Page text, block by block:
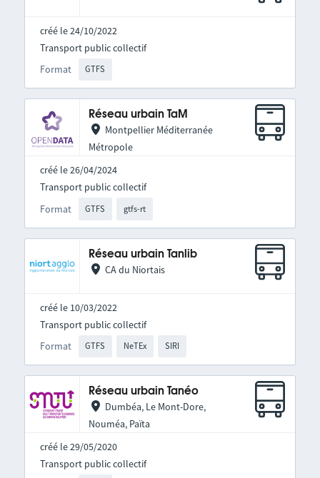
créé le 24/10/2022
Format GTFS
Transport public collectif
Réseau urbain TaM
Montpellier Méditerranée
Métropole
créé le 26/04/2024
Format GTFS gtfs-rt
Transport public collectif
Réseau urbain Tanlib
CA du Niortais
créé le 10/03/2022
Format GTFS NeTEx SIRI
Transport public collectif
Réseau urbain Tanéo
Dumbéa, Le Mont-Dore,
Nouméa, Païta
créé le 29/05/2020
Transport public collectif